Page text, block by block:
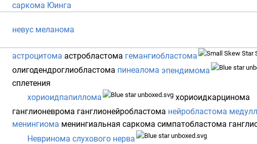
саркома Юинга
невус меланома
астроцитома астробластома гемангиобластома
олигодендроглиобластома пинеалома эпендимома
сплетения
хориоидпапиллома
хориоидкарцинома
ганглионеврома ганглионейробластома нейробластома
менингиома менингиальная саркома симпатобластома
Невринома слухового нерва